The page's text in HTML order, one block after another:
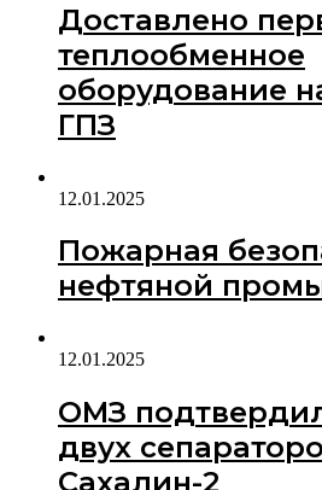
Доставлено
теплообменное
оборудование
ГПЗ
12.01.2025
Пожарная
нефтяной
12.01.2025
ОМЗ
двух
Сахалин-2